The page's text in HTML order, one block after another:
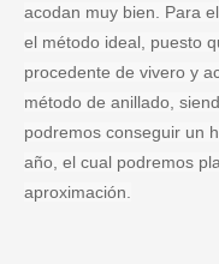
acodan muy bien. Para
el método ideal, puesto
procedente de vivero y
método de anillado,
podremos conseguir un
año, el cual podremos
aproximación.